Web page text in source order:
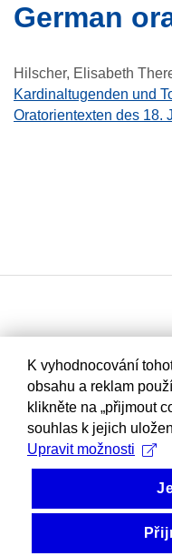
German
Hilscher, Elisabeth
Kardinaltugenden und
Oratorientexten des 18.
K vyhodnocování
obsahu a reklam
klikněte na „přijmout
souhlas k jejich
Upravit možnosti